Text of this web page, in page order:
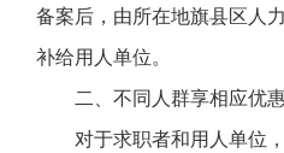
备案后，由所在地旗县区人
补给用人单位。
二、不同人群享相应优
对于求职者和用人单位